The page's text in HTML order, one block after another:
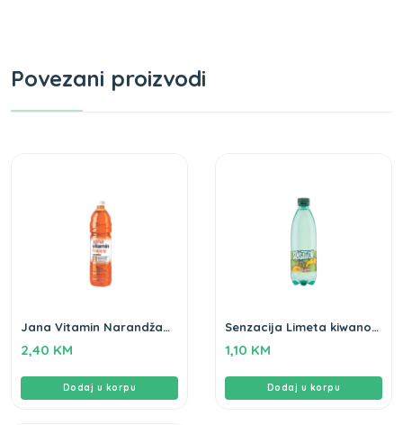
Povezani proizvodi
Jana Vitamin Narandža
2,40 KM
Dodaj u korpu
Senzacija Limeta kiwano
1,10 KM
Dodaj u korpu